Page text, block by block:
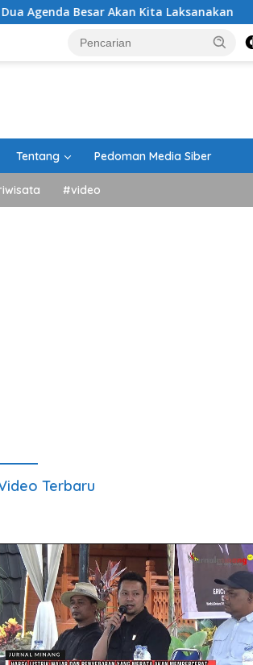
Akan Kita Laksanakan DPRD
Tentang Pedoman Media Siber
#video
Terbaru